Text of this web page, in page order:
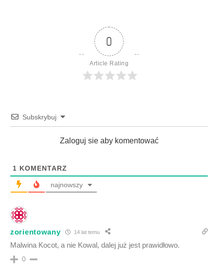
0
Article Rating
Subskrybuj
Zaloguj sie aby komentować
1 KOMENTARZ
najnowszy
zorientowany 14 lat temu
Malwina Kocot, a nie Kowal, dalej już jest prawidłowo.
0